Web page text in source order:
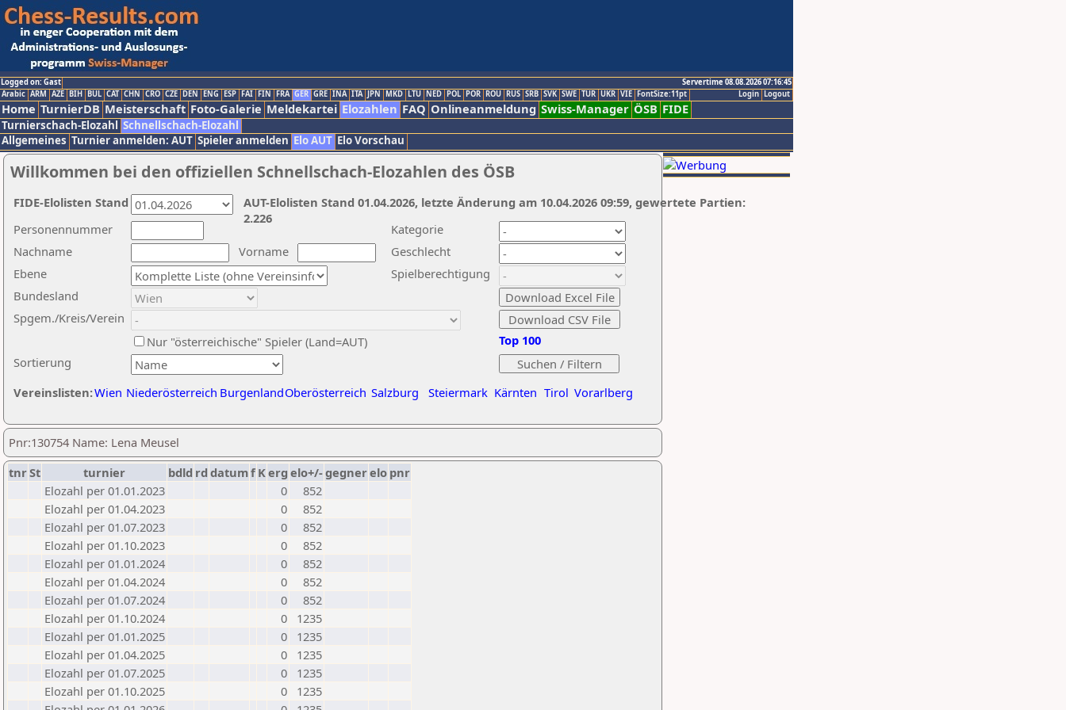
Logged on: Gast
Servertime 08.08.2026 07:16:45
Logout
Login
Arabic ARM AZE BIH BUL CAT CHN CRO CZE DEN ENG ESP FAI FIN FRA GER GRE INA ITA JPN MKD LTU NED POL POR ROU RUS SRB SVK SWE TUR UKR VIE FontSize:11pt
Home TurnierDB Meisterschaft Foto-Galerie Meldekartei Elozahlen FAQ Onlineanmeldung Swiss-Manager ÖSB FIDE
Turnierschach-Elozahl Schnellschach-Elozahl
Allgemeines Turnier anmelden: AUT Spieler anmelden Elo AUT Elo Vorschau
Willkommen bei den offiziellen Schnellschach-Elozahlen des ÖSB
Nachname
Vorname
Ebene
Kategorie
Sortierung
Personennummer
Bundesland
Spgem./Kreis/Verein
Geschlecht
Nur "österreichische" Spieler (Land=AUT)
Spielberechtigung
Vereinslisten:Wien Niederösterreich BurgenlandOberösterreich Salzburg Steiermark Kärnten Tirol Vorarlberg
Top 100
AUT-Elolisten Stand 01.04.2026, letzte Änderung am 10.04.2026 09:59, gewertete Partien:
2.226
FIDE-Elolisten Stand
Pnr:130754 Name: Lena Meusel
tnrSt turnier bdld rd datumf Kerg elo+/-gegnerelo pnr
Elozahl per 01.01.2023
0
852
Elozahl per 01.04.2023
0
852
Elozahl per 01.07.2023
0
852
Elozahl per 01.10.2023
0
852
Elozahl per 01.01.2024
0
852
Elozahl per 01.04.2024
0
852
Elozahl per 01.07.2024
0
852
Elozahl per 01.10.2024
0
1235
Elozahl per 01.01.2025
0
1235
Elozahl per 01.04.2025
0
1235
Elozahl per 01.07.2025
0
1235
Elozahl per 01.10.2025
0
1235